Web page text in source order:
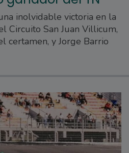
inolvidable victoria en la
Circuito San Juan Villicum,
certamen, y Jorge Barrio